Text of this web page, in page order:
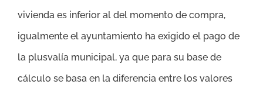
vivienda es inferior al del momento de compra,
igualmente el ayuntamiento ha exigido el pago de
la plusvalía municipal, ya que para su base de
cálculo se basa en la diferencia entre los valores